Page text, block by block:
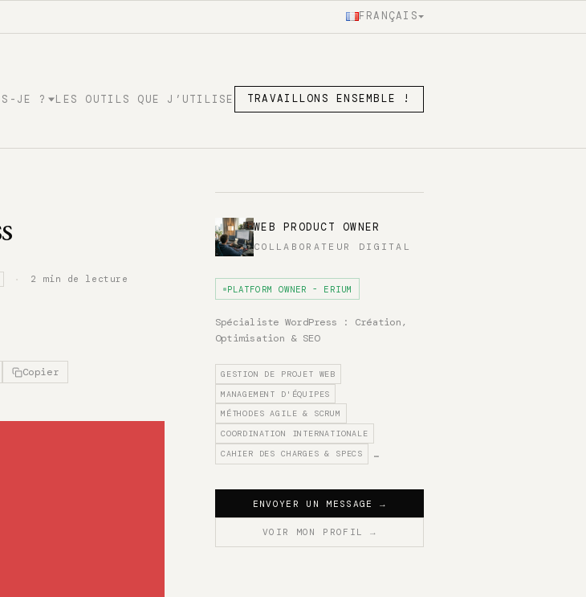
FRANÇAIS
JE ? LES OUTILS QUE J’UTILISE TRAVAILLONS ENSEMBLE !
· 2 min de lecture
Copier
WEB PRODUCT OWNER
COLLABORATEUR DIGITAL
PLATFORM OWNER - ERIUM
Spécialiste WordPress : Création,
Optimisation & SEO
GESTION DE PROJET WEB
MANAGEMENT D'ÉQUIPES
MÉTHODES AGILE & SCRUM
COORDINATION INTERNATIONALE
CAHIER DES CHARGES & SPECS
…
ENVOYER UN MESSAGE→
VOIR MON PROFIL →